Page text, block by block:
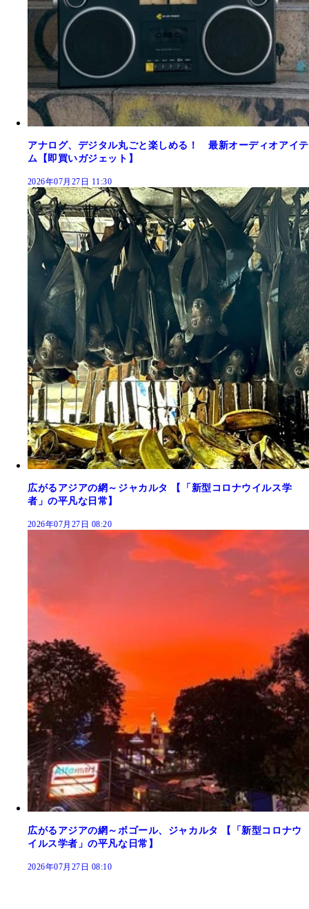
アナログ、デジタル丸ごと楽しめる！ 最新オーディオアイテ
ム【即買いガジェット】
2026年07月27日 11:30
広がるアジアの網～ジャカルタ 【「新型コロナウイルス学
者」の平凡な日常】
2026年07月27日 08:20
広がるアジアの網～ボゴール、ジャカルタ 【「新型コロナウ
イルス学者」の平凡な日常】
2026年07月27日 08:10